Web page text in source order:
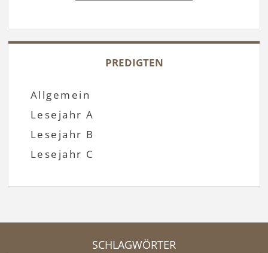
PREDIGTEN
Allgemein
Lesejahr A
Lesejahr B
Lesejahr C
SCHLAGWÖRTER